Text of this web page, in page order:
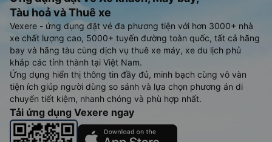
Tàu hoả và Thuê xe
Vexere - ứng dụng đặt vé đa phương tiện với hơn 3000+ nhà
xe chất lượng cao, 5000+ tuyến đường toàn quốc, tất cả hãng
bay và hãng tàu cùng dịch vụ thuê xe máy, xe du lịch phủ
khắp các tỉnh thành tại Việt Nam.
Ứng dụng hiển thị thông tin đầy đủ, minh bạch cùng vô vàn
tiện ích giúp người dùng so sánh và lựa chọn phương án di
chuyển tiết kiệm, nhanh chóng và phù hợp nhất.
Tải ứng dụng Vexere ngay